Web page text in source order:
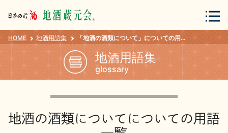
会員登録 ログイン
HOME 地酒用語集 「地酒の酒類について」についての用語一覧
地酒用語集
glossary
地酒の酒類についてについての用語